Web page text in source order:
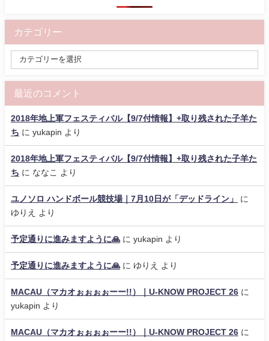
カテゴリー
最近のコメント
2018年地上軍フェスティバル【9/7付情報】+取り残された子羊た
ち に yukapin より
2018年地上軍フェスティバル【9/7付情報】+取り残された子羊た
ち に ななこ より
ユノソロ ハンドボール競技場｜7月10日が「デッドライン」
に
ゆりえ
より
予定通りに進みますように🙏 に yukapin より
予定通りに進みますように🙏 に ゆりえ より
MACAU（マカオぉぉぉぉーー!!）｜U-KNOW PROJECT 26 に
yukapin より
MACAU（マカオぉぉぉぉーー!!）｜U-KNOW PROJECT 26 に